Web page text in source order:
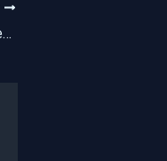
Vereadora de Caucaia denuncia existência de advogados fantasmas na Câmara